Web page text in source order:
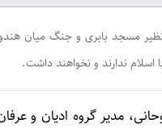
بابری و جنگ میان
ندارند و نخواهند داشت.
مدیر گروه ادیان و